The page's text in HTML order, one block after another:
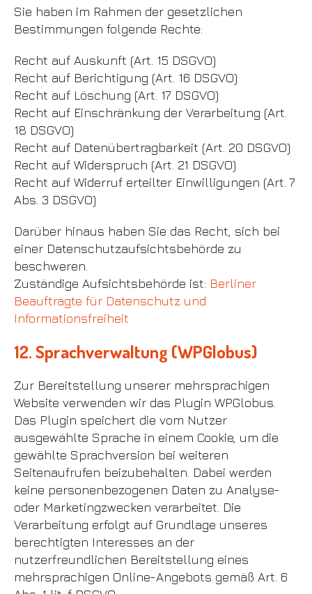
Sie haben im Rahmen der gesetzlichen
Bestimmungen folgende Rechte:
Recht auf Auskunft (Art. 15 DSGVO)
Recht auf Berichtigung (Art. 16 DSGVO)
Recht auf Löschung (Art. 17 DSGVO)
Recht auf Einschränkung der Verarbeitung (Art.
18 DSGVO)
Recht auf Datenübertragbarkeit (Art. 20 DSGVO)
Recht auf Widerspruch (Art. 21 DSGVO)
Recht auf Widerruf erteilter Einwilligungen (Art. 7
Abs. 3 DSGVO)
Darüber hinaus haben Sie das Recht, sich bei
einer Datenschutzaufsichtsbehörde zu
beschweren.
Zuständige Aufsichtsbehörde ist: Berliner
Beauftragte für Datenschutz und
Informationsfreiheit
12. Sprachverwaltung (WPGlobus)
Zur Bereitstellung unserer mehrsprachigen
Website verwenden wir das Plugin WPGlobus.
Das Plugin speichert die vom Nutzer
ausgewählte Sprache in einem Cookie, um die
gewählte Sprachversion bei weiteren
Seitenaufrufen beizubehalten. Dabei werden
keine personenbezogenen Daten zu Analyse-
oder Marketingzwecken verarbeitet. Die
Verarbeitung erfolgt auf Grundlage unseres
berechtigten Interesses an der
nutzerfreundlichen Bereitstellung eines
mehrsprachigen Online-Angebots gemäß Art. 6